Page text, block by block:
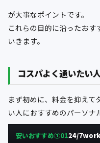
が大事なポイントです。
これらの目的に沿ったお
いきます。
コスパよく通いたい
まず初めに、料金を抑えて
い人におすすめのパーソナ
安いおすすめ①0124/